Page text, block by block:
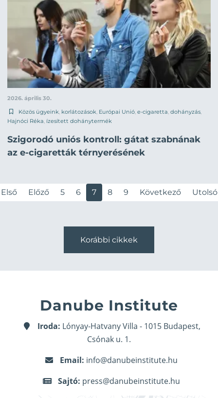
2026. április 30.
Közös ügyeink, korlátozások, Európai Unió, e-cigaretta, dohányzás,
Hajnóci Réka, ízesített dohánytermék
Szigorodó uniós kontroll: gátat szabnának
az e-cigaretták térnyerésének
Első Előző 5 6 7 8 9 Következő Utolsó
Korábbi cikkek
Danube Institute
Iroda: Lónyay-Hatvany Villa - 1015 Budapest,
Csónak u. 1.
Email: info@danubeinstitute.hu
Sajtó: press@danubeinstitute.hu